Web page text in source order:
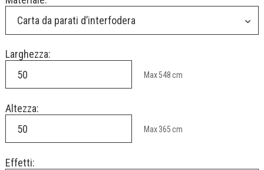
Carta da parati d’interfodera
Larghezza:
Max548cm
Altezza:
Max365cm
Effetti: